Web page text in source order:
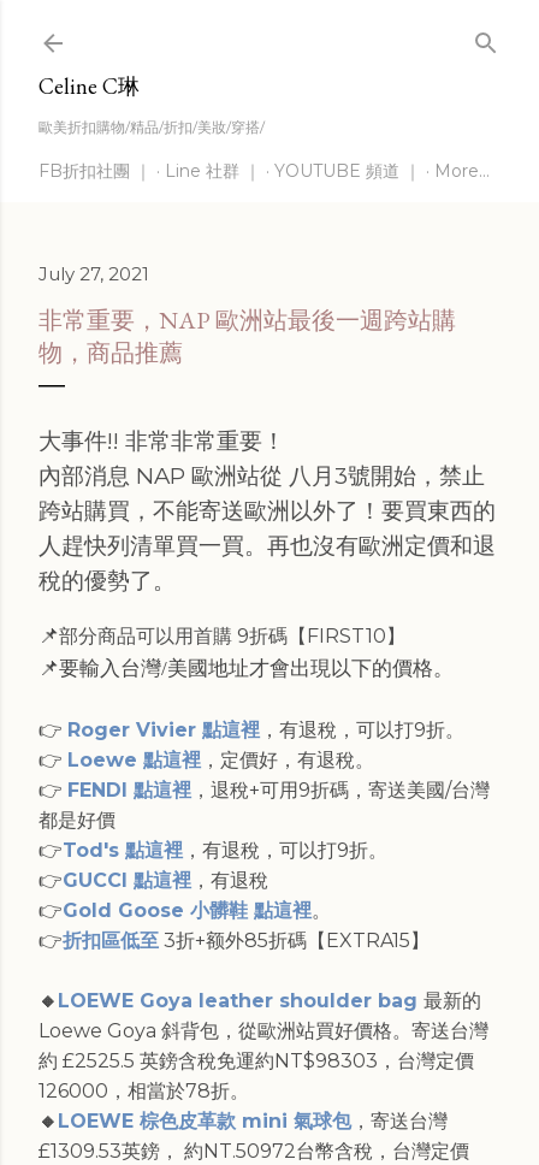
Celine C琳
歐美折扣購物/精品/折扣/美妝/穿搭/
FB折扣社團 ｜ Line 社群 ｜ YOUTUBE 頻道 ｜ More…
July 27, 2021
非常重要，NAP 歐洲站最後一週跨站購
物，商品推薦
大事件!! 非常非常重要！
內部消息 NAP 歐洲站從 八月3號開始，禁止
跨站購買，不能寄送歐洲以外了！要買東西的
人趕快列清單買一買。再也沒有歐洲定價和退
稅的優勢了。
📌部分商品可以用首購 9折碼【FIRST10】
📌要輸入台灣/美國地址才會出現以下的價格。
👉 Roger Vivier 點這裡 ，有退稅，可以打9折。
👉 Loewe 點這裡 ，定價好，有退稅。
👉 FENDI 點這裡 ，退稅+可用9折碼，寄送美國/台灣
都是好價
👉Tod's 點這裡 ，有退稅，可以打9折。
👉GUCCI 點這裡 ，有退稅
👉Gold Goose 小髒鞋 點這裡。
👉折扣區低至 3折+额外85折碼【EXTRA15】
🔸 LOEWE Goya leather shoulder bag 最新的
Loewe Goya 斜背包，從歐洲站買好價格。寄送台灣
約 £2525.5 英鎊含稅免運約NT$98303，台灣定價
126000，相當於78折。
🔸 LOEWE 棕色皮革款 mini 氣球包，寄送台灣
£1309.53英鎊， 約NT.50972台幣含稅，台灣定價